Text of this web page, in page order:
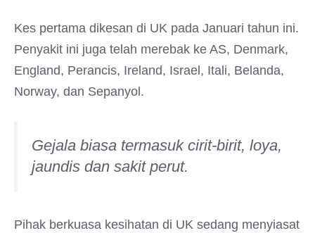
Kes pertama dikesan di UK pada Januari tahun ini.
Penyakit ini juga telah merebak ke AS, Denmark,
England, Perancis, Ireland, Israel, Itali, Belanda,
Norway, dan Sepanyol.
Gejala biasa termasuk cirit-birit, loya,
jaundis dan sakit perut.
Pihak berkuasa kesihatan di UK sedang menyiasat